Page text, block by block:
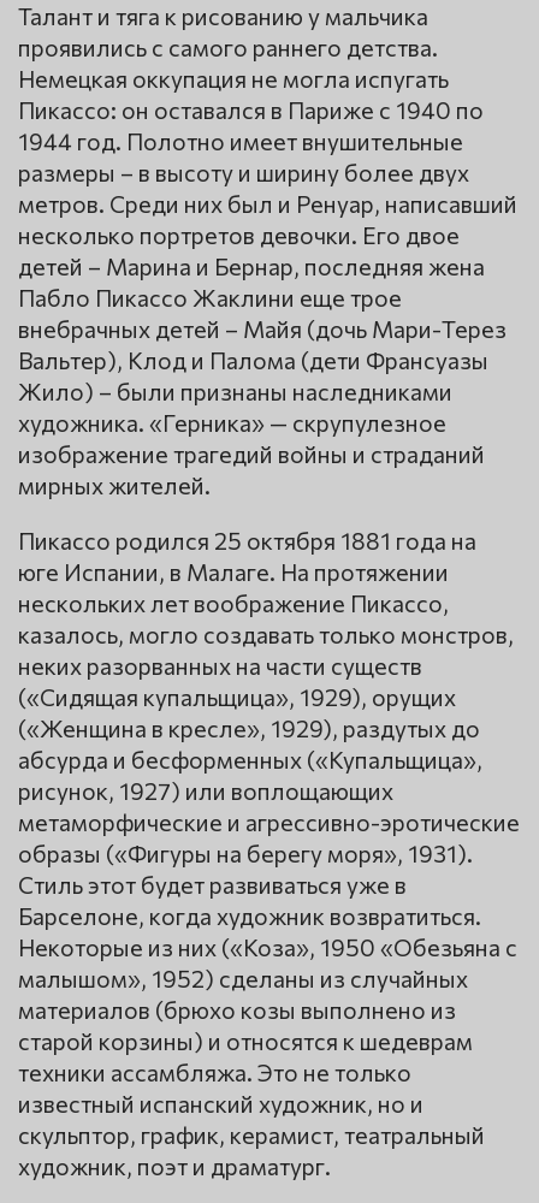
Талант и тяга к рисованию у мальчика
проявились с самого раннего детства.
Немецкая оккупация не могла испугать
Пикассо: он оставался в Париже с 1940 по
1944 год. Полотно имеет внушительные
размеры – в высоту и ширину более двух
метров. Среди них был и Ренуар, написавший
несколько портретов девочки. Его двое
детей – Марина и Бернар, последняя жена
Пабло Пикассо Жаклини еще трое
внебрачных детей – Майя (дочь Мари-Терез
Вальтер), Клод и Палома (дети Франсуазы
Жило) – были признаны наследниками
художника. «Герника» — скрупулезное
изображение трагедий войны и страданий
мирных жителей.
Пикассо родился 25 октября 1881 года на
юге Испании, в Малаге. На протяжении
нескольких лет воображение Пикассо,
казалось, могло создавать только монстров,
неких разорванных на части существ
(«Сидящая купальщица», 1929), орущих
(«Женщина в кресле», 1929), раздутых до
абсурда и бесформенных («Купальщица»,
рисунок, 1927) или воплощающих
метаморфические и агрессивно-эротические
образы («Фигуры на берегу моря», 1931).
Стиль этот будет развиваться уже в
Барселоне, когда художник возвратиться.
Некоторые из них («Коза», 1950 «Обезьяна с
малышом», 1952) сделаны из случайных
материалов (брюхо козы выполнено из
старой корзины) и относятся к шедеврам
техники ассамбляжа. Это не только
известный испанский художник, но и
скульптор, график, керамист, театральный
художник, поэт и драматург.